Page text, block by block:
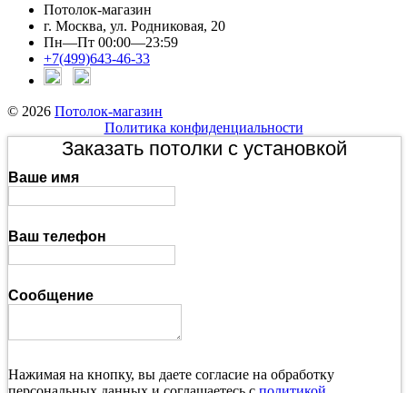
Потолок-магазин
г. Москва, ул. Родниковая, 20
Пн—Пт 00:00—23:59
+7(499)643-46-33
© 2026 Потолок-магазин
Политика конфиденциальности
Заказать потолки с установкой
Ваше имя
Ваш телефон
Сообщение
Нажимая на кнопку, вы даете согласие на обработку